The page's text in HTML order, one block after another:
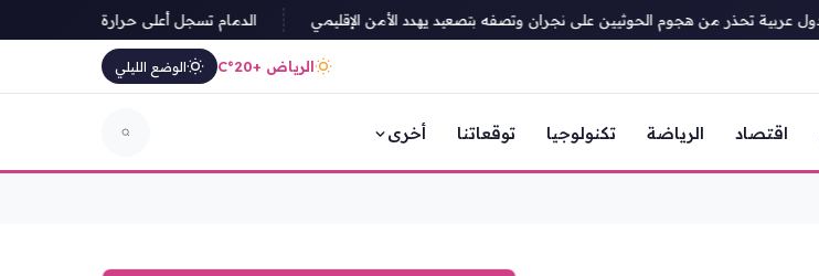
تحذر من هجوم الحوثيين على نجران وتصفه بتصعيد يهدد الأمن الإقليمي الدمام تسجل أعلى حرارة في المملكة بـ49 درجة مئوية وأبها الأدنى بـ20 درجة
الرياض +20°C الوضع الليلي
اقتصاد الرياضة تكنولوجيا توقعاتنا أخرى